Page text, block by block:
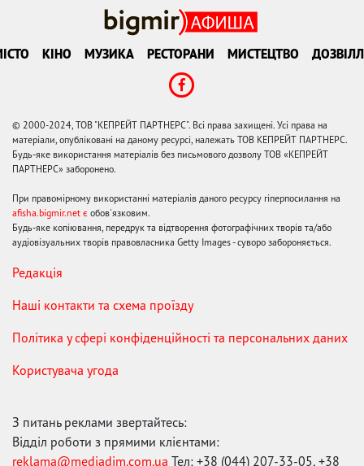
КІНО МУЗИКА РЕСТОРАНИ МИСТЕЦТВО
© 2000-2024, ТОВ "КЕПРЕЙТ ПАРТНЕРС". Всі права захищені. Усі права на
матеріали, опубліковані на даному ресурсі, належать ТОВ КЕПРЕЙТ ПАРТНЕРС.
Будь-яке використання матеріалів без письмового дозволу ТОВ «КЕПРЕЙТ
ПАРТНЕРС» заборонено.
При правомірному використанні матеріалів даного ресурсу гіперпосилання на
afisha.bigmir.net є обов'язковим.
Будь-яке копіювання, передрук та відтворення фотографічних творів та/або
аудіовізуальних творів правовласника Getty Images - суворо забороняється.
Редакція
Наші контакти та схема проїзду
Політика у сфері конфіденційності та персональних даних
Користувача угода
З питань реклами звертайтесь:
Відділ роботи з прямими клієнтами:
reklama@mediadim.com.ua Тел: +38 (044) 207-33-05, +38